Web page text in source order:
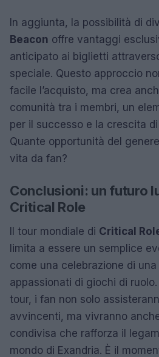
In aggiunta, la possibilità di
Beacon offre vantaggi
anticipato ai biglietti
speciale. Questo approccio
facile l’acquisto, ma crea
comunità tra i membri, un
per il successo e la crescita di
Quante opportunità del
vita da fan?
Conclusioni: un futuro
Critical Role
Il tour mondiale di Critical
limita a essere un semplice
come una celebrazione di
appassionati di giochi di
tour, i fan non solo
avvincenti, ma vivranno
condivisa che rafforza il
mondo di Exandria. È il